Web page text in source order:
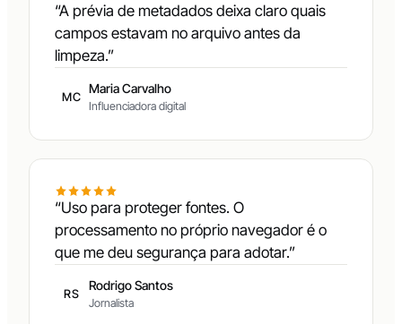
“A prévia de metadados deixa claro quais
campos estavam no arquivo antes da
limpeza.”
MC
Maria Carvalho
Influenciadora digital
“Uso para proteger fontes. O
processamento no próprio navegador é o
que me deu segurança para adotar.”
RS
Rodrigo Santos
Jornalista